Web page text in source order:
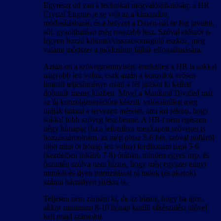
Egyrészt ott van a technikai megvalósíthatóság: a HR
Crystal Engine-je se volt az a kimondott
módosításbarát, és a helyzet a Dawn-nál se fog javulni,
sőt, gyaníthatóan még rosszabb lesz. Szóval először is
legyen hozzá kibontó/visszacsomagoló eszköz, meg
valami módszer a módosított fájlok elfogadtatására.
Aztán ott a szövegmennyiség: eredetileg a HR is sokkal
nagyobb lett volna, csak aztán a konzolok erősen
limitált teljesítménye miatt a fél játékot ki kellett
dobniuk menet közben. Mivel a Mankind Divided már
az új konzolgenerációra készül, valószínűleg meg
tudják tartani a tervezett méretet, ami azt jelenti, hogy
sokkal több szöveg lesz benne. A HR-t nem egészen
négy hónapig (ha a lefordítva megkapott szöveget is
hozzászámolnám, az még plusz 5-6 hét, szóval nulláról
több mint öt hónap lett volna) fordítottam napi 5-6
(kezdetben inkább 7-8) órában, minden egyes nap, és
őszintén szólva nem biztos, hogy még egyszer ennyi
munkát és ilyen intenzitással rá tudok (és akarok)
szánni bármilyen játékra is.
Teljesen nem zárnám ki, de az biztos, hogy ha igen,
akkor minimum 8-10 hónap körüli elkészülési idővel
kell majd számolni.